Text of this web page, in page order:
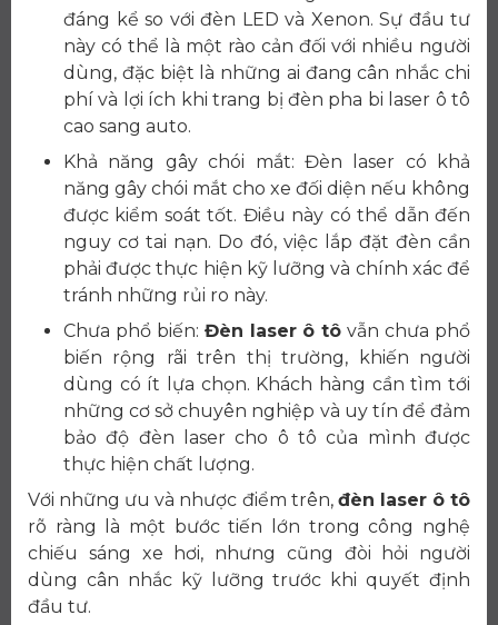
đáng kể so với đèn LED và Xenon. Sự đầu tư
này có thể là một rào cản đối với nhiều người
dùng, đặc biệt là những ai đang cân nhắc chi
phí và lợi ích khi trang bị đèn pha bi laser ô tô
cao sang auto.
Khả năng gây chói mắt: Đèn laser có khả
năng gây chói mắt cho xe đối diện nếu không
được kiểm soát tốt. Điều này có thể dẫn đến
nguy cơ tai nạn. Do đó, việc lắp đặt đèn cần
phải được thực hiện kỹ lưỡng và chính xác để
tránh những rủi ro này.
Chưa phổ biến: Đèn laser ô tô vẫn chưa phổ
biến rộng rãi trên thị trường, khiến người
dùng có ít lựa chọn. Khách hàng cần tìm tới
những cơ sở chuyên nghiệp và uy tín để đảm
bảo độ đèn laser cho ô tô của mình được
thực hiện chất lượng.
Với những ưu và nhược điểm trên, đèn laser ô tô
rõ ràng là một bước tiến lớn trong công nghệ
chiếu sáng xe hơi, nhưng cũng đòi hỏi người
dùng cân nhắc kỹ lưỡng trước khi quyết định
đầu tư.